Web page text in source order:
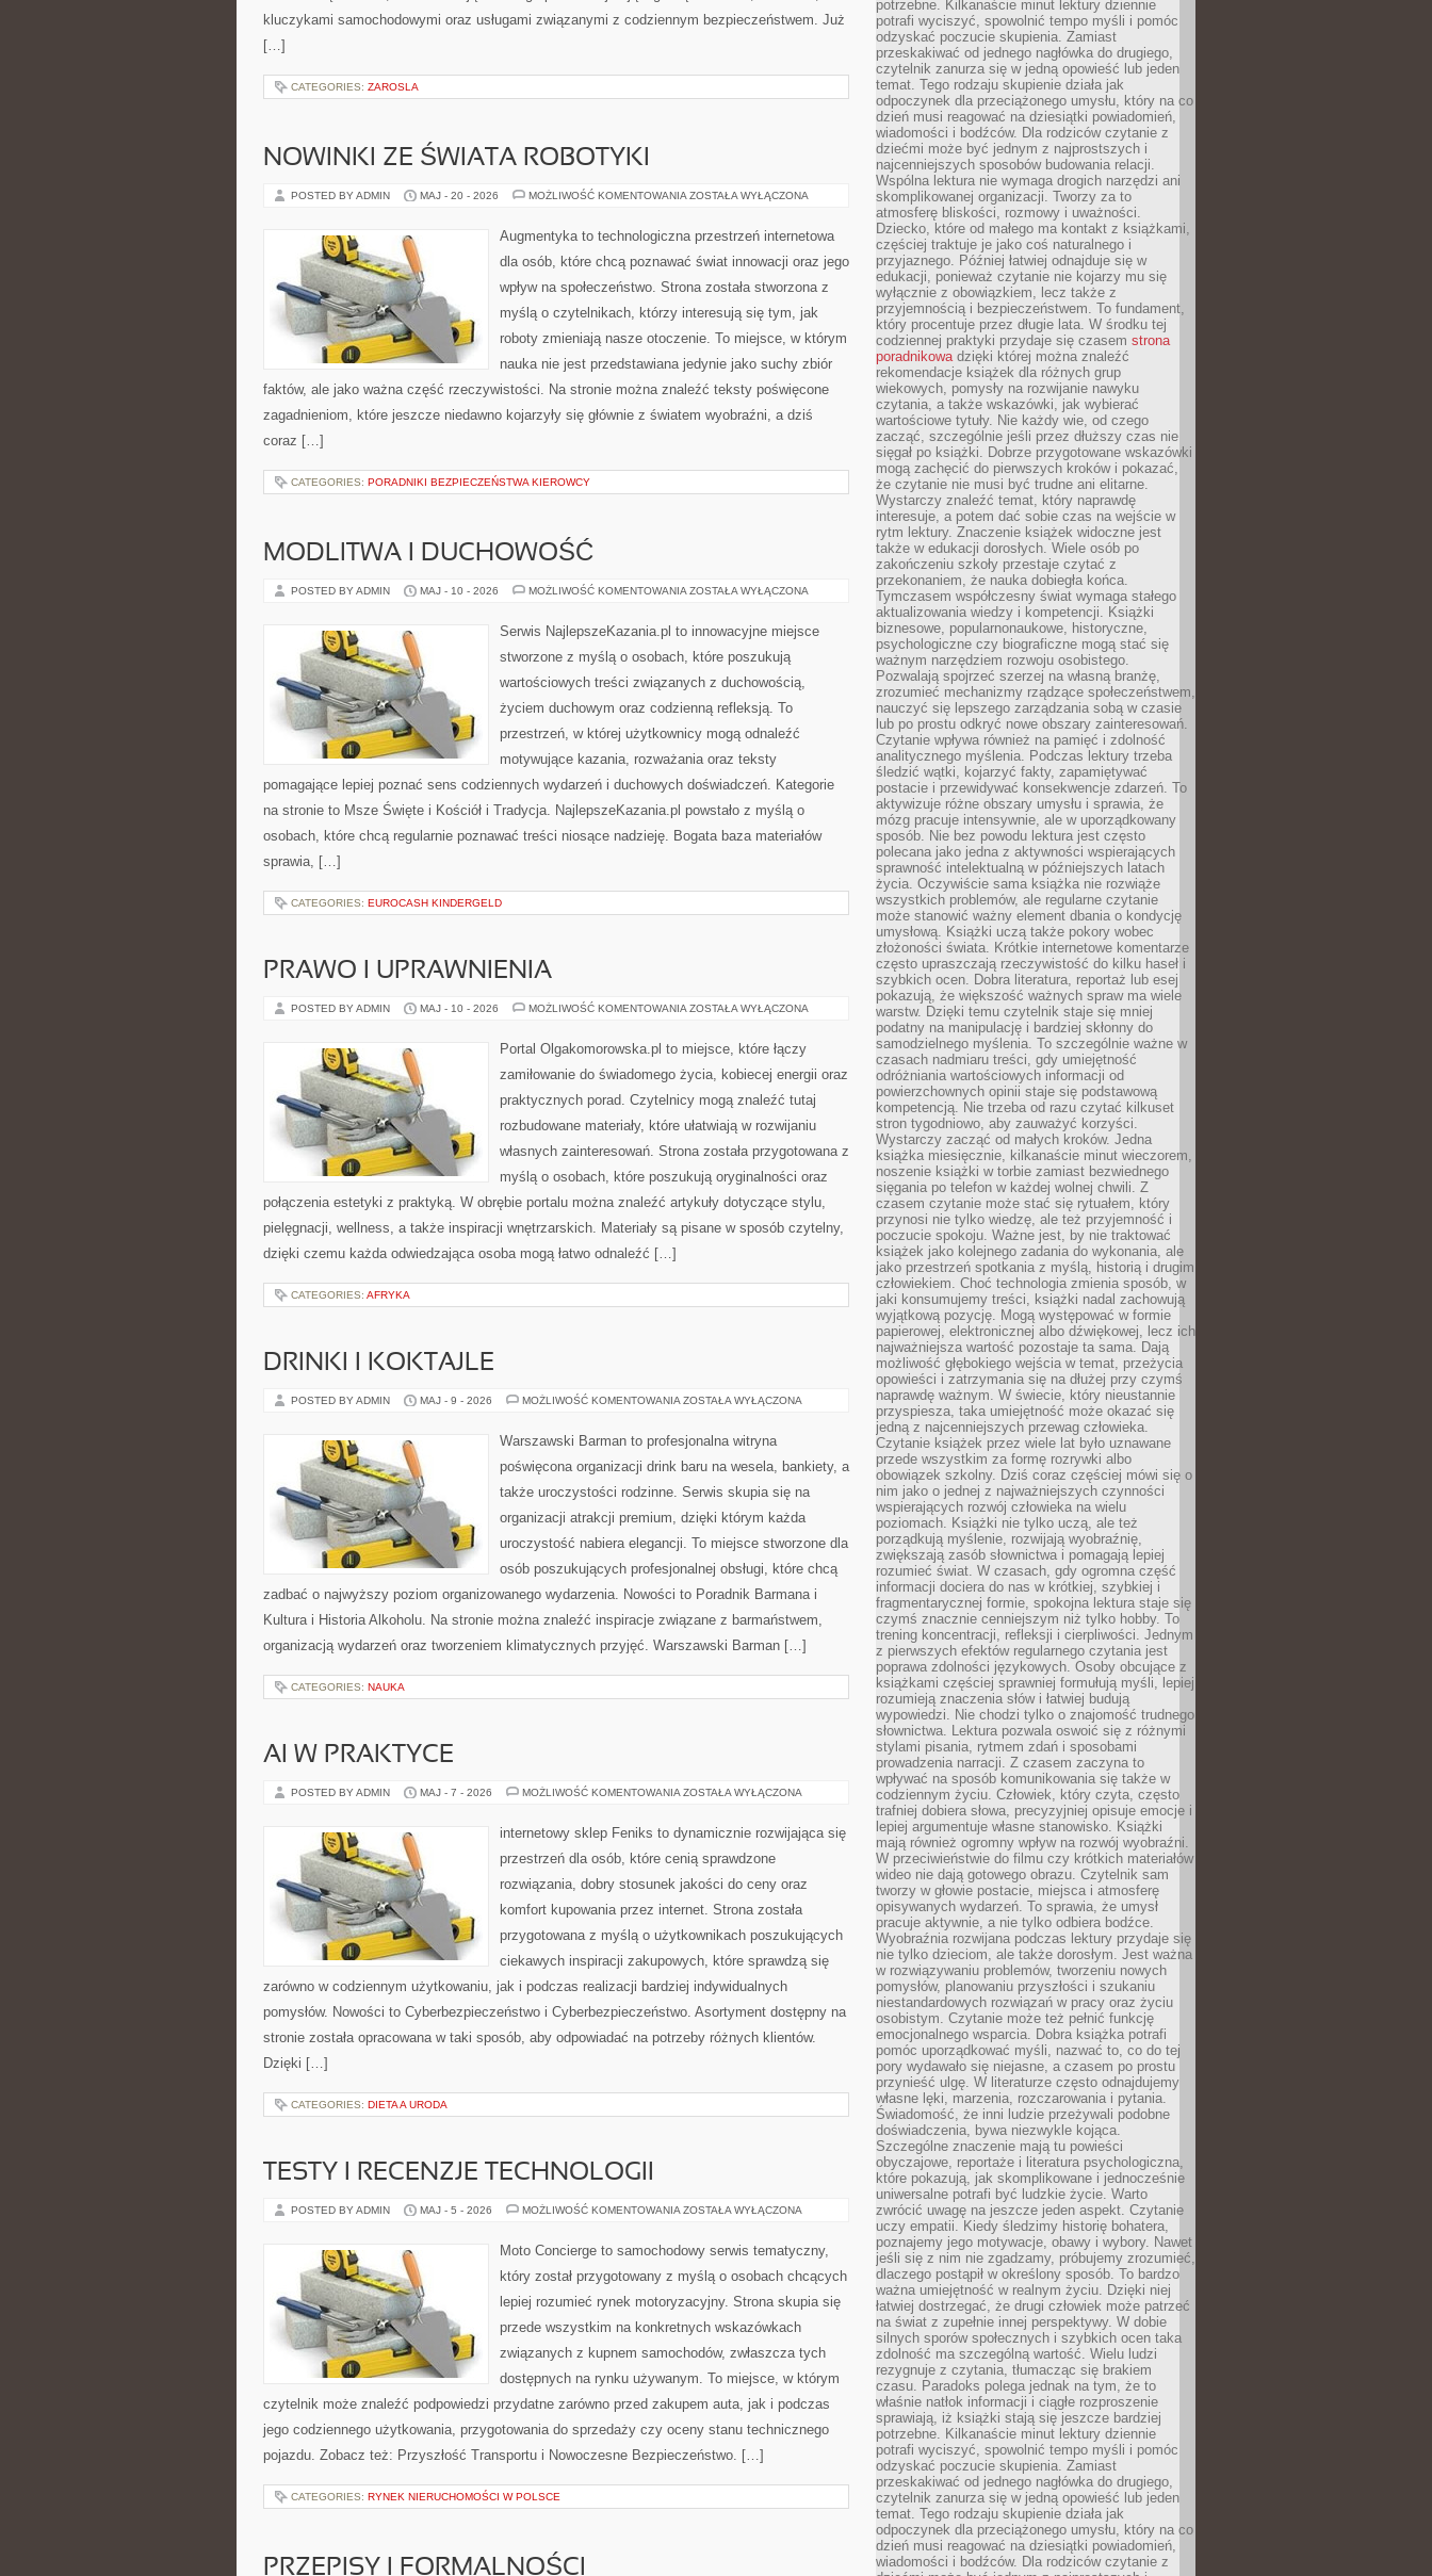
kluczykami samochodowymi oraz usługami związanymi z codziennym bezpieczeństwem. Już
[…]
CATEGORIES: ZAROSLA
NOWINKI ZE ŚWIATA ROBOTYKI
POSTED BY ADMIN MAJ - 20 - 2026 MOŻLIWOŚĆ KOMENTOWANIA NOWINKI
ROBOTYKI
ZOSTAŁA WYŁĄCZONA
Augmentyka to technologiczna przestrzeń internetowa
dla osób, które chcą poznawać świat innowacji oraz jego
wpływ na społeczeństwo. Strona została stworzona z
myślą o czytelnikach, którzy interesują się tym, jak
roboty zmieniają nasze otoczenie. To miejsce, w którym
nauka nie jest przedstawiana jedynie jako suchy zbiór
faktów, ale jako ważna część rzeczywistości. Na stronie można znaleźć teksty poświęcone
zagadnieniom, które jeszcze niedawno kojarzyły się głównie z światem wyobraźni, a dziś
coraz […]
CATEGORIES: PORADNIKI BEZPIECZEŃSTWA KIEROWCY
MODLITWA I DUCHOWOŚĆ
POSTED BY ADMIN MAJ - 10 - 2026 MOŻLIWOŚĆ KOMENTOWANIA MODLITWA
ZOSTAŁA WYŁĄCZONA
Serwis NajlepszeKazania.pl to innowacyjne miejsce
stworzone z myślą o osobach, które poszukują
wartościowych treści związanych z duchowością,
życiem duchowym oraz codzienną refleksją. To
przestrzeń, w której użytkownicy mogą odnaleźć
motywujące kazania, rozważania oraz teksty
pomagające lepiej poznać sens codziennych wydarzeń i duchowych doświadczeń. Kategorie
na stronie to Msze Święte i Kościół i Tradycja. NajlepszeKazania.pl powstało z myślą o
osobach, które chcą regularnie poznawać treści niosące nadzieję. Bogata baza materiałów
sprawia, […]
CATEGORIES: EUROCASH KINDERGELD
PRAWO I UPRAWNIENIA
POSTED BY ADMIN MAJ - 10 - 2026 MOŻLIWOŚĆ KOMENTOWANIA PRAWO
ZOSTAŁA WYŁĄCZONA
Portal Olgakomorowska.pl to miejsce, które łączy
zamiłowanie do świadomego życia, kobiecej energii oraz
praktycznych porad. Czytelnicy mogą znaleźć tutaj
rozbudowane materiały, które ułatwiają w rozwijaniu
własnych zainteresowań. Strona została przygotowana z
myślą o osobach, które poszukują oryginalności oraz
połączenia estetyki z praktyką. W obrębie portalu można znaleźć artykuły dotyczące stylu,
pielęgnacji, wellness, a także inspiracji wnętrzarskich. Materiały są pisane w sposób czytelny,
dzięki czemu każda odwiedzająca osoba mogą łatwo odnaleźć […]
CATEGORIES: AFRYKA
DRINKI I KOKTAJLE
POSTED BY ADMIN MAJ - 9 - 2026 MOŻLIWOŚĆ KOMENTOWANIA DRINKI
ZOSTAŁA WYŁĄCZONA
Warszawski Barman to profesjonalna witryna
poświęcona organizacji drink baru na wesela, bankiety, a
także uroczystości rodzinne. Serwis skupia się na
organizacji atrakcji premium, dzięki którym każda
uroczystość nabiera elegancji. To miejsce stworzone dla
osób poszukujących profesjonalnej obsługi, które chcą
zadbać o najwyższy poziom organizowanego wydarzenia. Nowości to Poradnik Barmana i
Kultura i Historia Alkoholu. Na stronie można znaleźć inspiracje związane z barmaństwem,
organizacją wydarzeń oraz tworzeniem klimatycznych przyjęć. Warszawski Barman […]
CATEGORIES: NAUKA
AI W PRAKTYCE
POSTED BY ADMIN MAJ - 7 - 2026 MOŻLIWOŚĆ KOMENTOWANIA AI
ZOSTAŁA WYŁĄCZONA
internetowy sklep Feniks to dynamicznie rozwijająca się
przestrzeń dla osób, które cenią sprawdzone
rozwiązania, dobry stosunek jakości do ceny oraz
komfort kupowania przez internet. Strona została
przygotowana z myślą o użytkownikach poszukujących
ciekawych inspiracji zakupowych, które sprawdzą się
zarówno w codziennym użytkowaniu, jak i podczas realizacji bardziej indywidualnych
pomysłów. Nowości to Cyberbezpieczeństwo i Cyberbezpieczeństwo. Asortyment dostępny na
stronie została opracowana w taki sposób, aby odpowiadać na potrzeby różnych klientów.
Dzięki […]
CATEGORIES: DIETA A URODA
TESTY I RECENZJE TECHNOLOGII
POSTED BY ADMIN MAJ - 5 - 2026 MOŻLIWOŚĆ KOMENTOWANIA TESTY
TECHNOLOGII
ZOSTAŁA WYŁĄCZONA
Moto Concierge to samochodowy serwis tematyczny,
który został przygotowany z myślą o osobach chcących
lepiej rozumieć rynek motoryzacyjny. Strona skupia się
przede wszystkim na konkretnych wskazówkach
związanych z kupnem samochodów, zwłaszcza tych
dostępnych na rynku używanym. To miejsce, w którym
czytelnik może znaleźć podpowiedzi przydatne zarówno przed zakupem auta, jak i podczas
jego codziennego użytkowania, przygotowania do sprzedaży czy oceny stanu technicznego
pojazdu. Zobacz też: Przyszłość Transportu i Nowoczesne Bezpieczeństwo. […]
CATEGORIES: RYNEK NIERUCHOMOŚCI W POLSCE
PRZEPISY I FORMALNOŚCI
potrzebne. Kilkanaście minut lektury dziennie
potrafi wyciszyć, spowolnić tempo myśli i pomóc
odzyskać poczucie skupienia. Zamiast
przeskakiwać od jednego nagłówka do drugiego,
czytelnik zanurza się w jedną opowieść lub jeden
temat. Tego rodzaju skupienie działa jak
odpoczynek dla przeciążonego umysłu, który na co
dzień musi reagować na dziesiątki powiadomień,
wiadomości i bodźców. Dla rodziców czytanie z
dziećmi może być jednym z najprostszych i
najcenniejszych sposobów budowania relacji.
Wspólna lektura nie wymaga drogich narzędzi ani
skomplikowanej organizacji. Tworzy za to
atmosferę bliskości, rozmowy i uważności.
Dziecko, które od małego ma kontakt z książkami,
częściej traktuje je jako coś naturalnego i
przyjaznego. Później łatwiej odnajduje się w
edukacji, ponieważ czytanie nie kojarzy mu się
wyłącznie z obowiązkiem, lecz także z
przyjemnością i bezpieczeństwem. To fundament,
który procentuje przez długie lata. W środku tej
codziennej praktyki przydaje się czasem strona
poradnikowadzięki której można znaleźć
rekomendacje książek dla różnych grup
wiekowych, pomysły na rozwijanie nawyku
czytania, a także wskazówki, jak wybierać
wartościowe tytuły. Nie każdy wie, od czego
zacząć, szczególnie jeśli przez dłuższy czas nie
sięgał po książki. Dobrze przygotowane wskazówki
mogą zachęcić do pierwszych kroków i pokazać,
że czytanie nie musi być trudne ani elitarne.
Wystarczy znaleźć temat, który naprawdę
interesuje, a potem dać sobie czas na wejście w
rytm lektury. Znaczenie książek widoczne jest
także w edukacji dorosłych. Wiele osób po
zakończeniu szkoły przestaje czytać z
przekonaniem, że nauka dobiegła końca.
Tymczasem współczesny świat wymaga stałego
aktualizowania wiedzy i kompetencji. Książki
biznesowe, popularnonaukowe, historyczne,
psychologiczne czy biograficzne mogą stać się
ważnym narzędziem rozwoju osobistego.
Pozwalają spojrzeć szerzej na własną branżę,
zrozumieć mechanizmy rządzące społeczeństwem,
nauczyć się lepszego zarządzania sobą w czasie
lub po prostu odkryć nowe obszary zainteresowań.
Czytanie wpływa również na pamięć i zdolność
analitycznego myślenia. Podczas lektury trzeba
śledzić wątki, kojarzyć fakty, zapamiętywać
postacie i przewidywać konsekwencje zdarzeń. To
aktywizuje różne obszary umysłu i sprawia, że
mózg pracuje intensywnie, ale w uporządkowany
sposób. Nie bez powodu lektura jest często
polecana jako jedna z aktywności wspierających
sprawność intelektualną w późniejszych latach
życia. Oczywiście sama książka nie rozwiąże
wszystkich problemów, ale regularne czytanie
może stanowić ważny element dbania o kondycję
umysłową. Książki uczą także pokory wobec
złożoności świata. Krótkie internetowe komentarze
często upraszczają rzeczywistość do kilku haseł i
szybkich ocen. Dobra literatura, reportaż lub esej
pokazują, że większość ważnych spraw ma wiele
warstw. Dzięki temu czytelnik staje się mniej
podatny na manipulację i bardziej skłonny do
samodzielnego myślenia. To szczególnie ważne w
czasach nadmiaru treści, gdy umiejętność
odróżniania wartościowych informacji od
powierzchownych opinii staje się podstawową
kompetencją. Nie trzeba od razu czytać kilkuset
stron tygodniowo, aby zauważyć korzyści.
Wystarczy zacząć od małych kroków. Jedna
książka miesięcznie, kilkanaście minut wieczorem,
noszenie książki w torbie zamiast bezwiednego
sięgania po telefon w każdej wolnej chwili. Z
czasem czytanie może stać się rytuałem, który
przynosi nie tylko wiedzę, ale też przyjemność i
poczucie spokoju. Ważne jest, by nie traktować
książek jako kolejnego zadania do wykonania, ale
jako przestrzeń spotkania z myślą, historią i drugim
człowiekiem. Choć technologia zmienia sposób, w
jaki konsumujemy treści, książki nadal zachowują
wyjątkową pozycję. Mogą występować w formie
papierowej, elektronicznej albo dźwiękowej, lecz ich
najważniejsza wartość pozostaje ta sama. Dają
możliwość głębokiego wejścia w temat, przeżycia
opowieści i zatrzymania się na dłużej przy czymś
naprawdę ważnym. W świecie, który nieustannie
przyspiesza, taka umiejętność może okazać się
jedną z najcenniejszych przewag człowieka.
Czytanie książek przez wiele lat było uznawane
przede wszystkim za formę rozrywki albo
obowiązek szkolny. Dziś coraz częściej mówi się o
nim jako o jednej z najważniejszych czynności
wspierających rozwój człowieka na wielu
poziomach. Książki nie tylko uczą, ale też
porządkują myślenie, rozwijają wyobraźnię,
zwiększają zasób słownictwa i pomagają lepiej
rozumieć świat. W czasach, gdy ogromna część
informacji dociera do nas w krótkiej, szybkiej i
fragmentarycznej formie, spokojna lektura staje się
czymś znacznie cenniejszym niż tylko hobby. To
trening koncentracji, refleksji i cierpliwości. Jednym
z pierwszych efektów regularnego czytania jest
poprawa zdolności językowych. Osoby obcujące z
książkami częściej sprawniej formułują myśli, lepiej
rozumieją znaczenia słów i łatwiej budują
wypowiedzi. Nie chodzi tylko o znajomość trudnego
słownictwa. Lektura pozwala oswoić się z różnymi
stylami pisania, rytmem zdań i sposobami
prowadzenia narracji. Z czasem zaczyna to
wpływać na sposób komunikowania się także w
codziennym życiu. Człowiek, który czyta, często
trafniej dobiera słowa, precyzyjniej opisuje emocje i
lepiej argumentuje własne stanowisko. Książki
mają również ogromny wpływ na rozwój wyobraźni.
W przeciwieństwie do filmu czy krótkich materiałów
wideo nie dają gotowego obrazu. Czytelnik sam
tworzy w głowie postacie, miejsca i atmosferę
opisywanych wydarzeń. To sprawia, że umysł
pracuje aktywnie, a nie tylko odbiera bodźce.
Wyobraźnia rozwijana podczas lektury przydaje się
nie tylko dzieciom, ale także dorosłym. Jest ważna
w rozwiązywaniu problemów, tworzeniu nowych
pomysłów, planowaniu przyszłości i szukaniu
niestandardowych rozwiązań w pracy oraz życiu
osobistym. Czytanie może też pełnić funkcję
emocjonalnego wsparcia. Dobra książka potrafi
pomóc uporządkować myśli, nazwać to, co do tej
pory wydawało się niejasne, a czasem po prostu
przynieść ulgę. W literaturze często odnajdujemy
własne lęki, marzenia, rozczarowania i pytania.
Świadomość, że inni ludzie przeżywali podobne
doświadczenia, bywa niezwykle kojąca.
Szczególne znaczenie mają tu powieści
obyczajowe, reportaże i literatura psychologiczna,
które pokazują, jak skomplikowane i jednocześnie
uniwersalne potrafi być ludzkie życie. Warto
zwrócić uwagę na jeszcze jeden aspekt. Czytanie
uczy empatii. Kiedy śledzimy historię bohatera,
poznajemy jego motywacje, obawy i wybory. Nawet
jeśli się z nim nie zgadzamy, próbujemy zrozumieć,
dlaczego postąpił w określony sposób. To bardzo
ważna umiejętność w realnym życiu. Dzięki niej
łatwiej dostrzegać, że drugi człowiek może patrzeć
na świat z zupełnie innej perspektywy. W dobie
silnych sporów społecznych i szybkich ocen taka
zdolność ma szczególną wartość. Wielu ludzi
rezygnuje z czytania, tłumacząc się brakiem
czasu. Paradoks polega jednak na tym, że to
właśnie natłok informacji i ciągłe rozproszenie
sprawiają, iż książki stają się jeszcze bardziej
potrzebne. Kilkanaście minut lektury dziennie
potrafi wyciszyć, spowolnić tempo myśli i pomóc
odzyskać poczucie skupienia. Zamiast
przeskakiwać od jednego nagłówka do drugiego,
czytelnik zanurza się w jedną opowieść lub jeden
temat. Tego rodzaju skupienie działa jak
odpoczynek dla przeciążonego umysłu, który na co
dzień musi reagować na dziesiątki powiadomień,
wiadomości i bodźców. Dla rodziców czytanie z